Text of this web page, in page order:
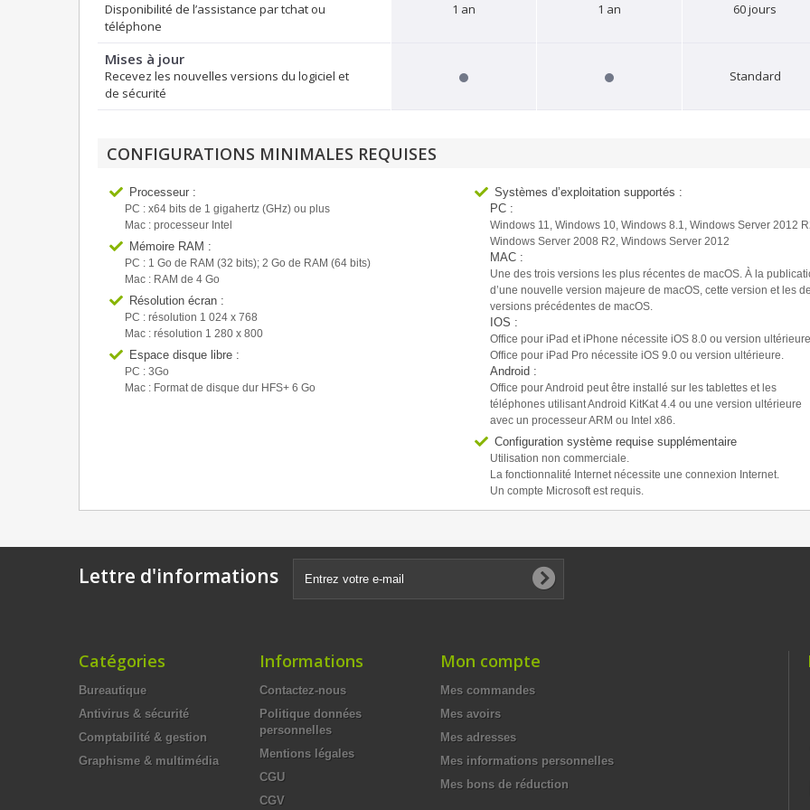
Disponibilité de l’assistance par tchat ou
téléphone
1 an 1 an 60 jours
Mises à jour
Recevez les nouvelles versions du logiciel et
de sécurité
Standard
CONFIGURATIONS MINIMALES REQUISES
Processeur :
PC : x64 bits de 1 gigahertz (GHz) ou plus
Mac : processeur Intel
Mémoire RAM :
PC : 1 Go de RAM (32 bits); 2 Go de RAM (64 bits)
Mac : RAM de 4 Go
Résolution écran :
PC : résolution 1 024 x 768
Mac : résolution 1 280 x 800
Espace disque libre :
PC : 3Go
Mac : Format de disque dur HFS+ 6 Go
Systèmes d’exploitation supportés :
PC :
Windows 11, Windows 10, Windows 8.1, Windows Server 2012
Windows Server 2008 R2, Windows Server 2012
MAC :
Une des trois versions les plus récentes de macOS. À la
d’une nouvelle version majeure de macOS, cette version et les
versions précédentes de macOS.
IOS :
Office pour iPad et iPhone nécessite iOS 8.0 ou version ultérieure.
Office pour iPad Pro nécessite iOS 9.0 ou version ultérieure.
Android :
Office pour Android peut être installé sur les tablettes et les
téléphones utilisant Android KitKat 4.4 ou une version ultérieure
avec un processeur ARM ou Intel x86.
Configuration système requise supplémentaire
Utilisation non commerciale.
La fonctionnalité Internet nécessite une connexion Internet.
Un compte Microsoft est requis.
Lettre d'informations
Catégories
Bureautique
Antivirus & sécurité
Comptabilité & gestion
Graphisme & multimédia
Informations
Contactez-nous
Politique données
personnelles
Mentions légales
CGU
CGV
Mon compte
Mes commandes
Mes avoirs
Mes adresses
Mes informations personnelles
Mes bons de réduction